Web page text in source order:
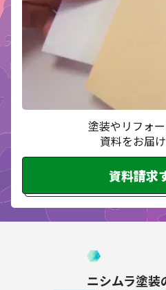
塗装やリフォ
資料をお届け
資料請求
ニシムラ塗装